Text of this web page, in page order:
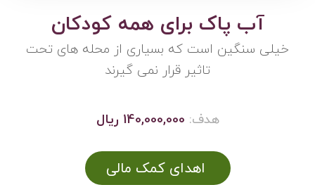
آب پاک برای همه کودکان
خیلی سنگین است که بسیاری از محله های تحت
تاثیر قرار نمی گیرند
هدف: 140,000,000 ریال
اهدای کمک مالی